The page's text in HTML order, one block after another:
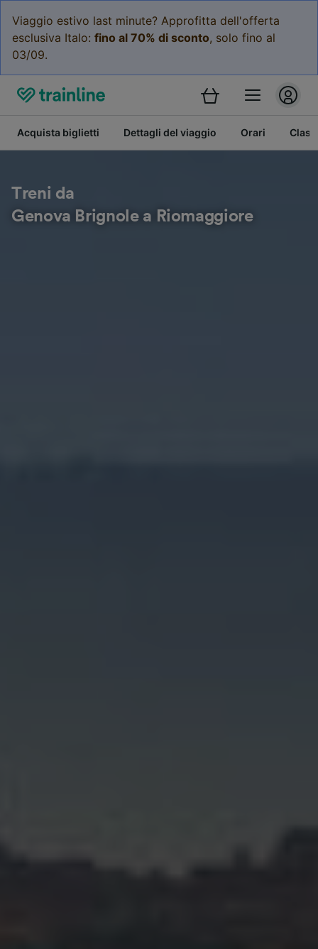
Viaggio estivo last minute? Approfitta dell'offerta
esclusiva Italo: fino al 70% di sconto, solo fino al
03/09.
Acquista biglietti Dettagli del viaggio Orari
Treni da
Genova Brignole a Riomaggiore